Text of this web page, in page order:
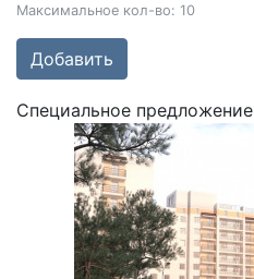
Максимальное кол-во: 10
Добавить
Cпециальное предложение